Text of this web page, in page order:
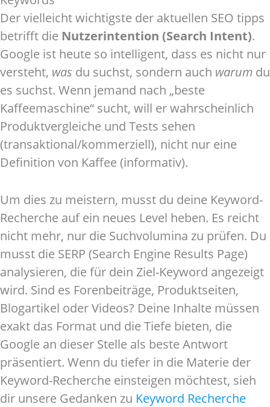
Der vielleicht wichtigste der aktuellen SEO tipps
betrifft die Nutzerintention (Search Intent).
Google ist heute so intelligent, dass es nicht nur
versteht, was du suchst, sondern auch warum du
es suchst. Wenn jemand nach „beste
Kaffeemaschine“ sucht, will er wahrscheinlich
Produktvergleiche und Tests sehen
(transaktional/kommerziell), nicht nur eine
Definition von Kaffee (informativ).
Um dies zu meistern, musst du deine Keyword-
Recherche auf ein neues Level heben. Es reicht
nicht mehr, nur die Suchvolumina zu prüfen. Du
musst die SERP (Search Engine Results Page)
analysieren, die für dein Ziel-Keyword angezeigt
wird. Sind es Forenbeiträge, Produktseiten,
Blogartikel oder Videos? Deine Inhalte müssen
exakt das Format und die Tiefe bieten, die
Google an dieser Stelle als beste Antwort
präsentiert. Wenn du tiefer in die Materie der
Keyword-Recherche einsteigen möchtest, sieh
dir unsere Gedanken zu Keyword Recherche